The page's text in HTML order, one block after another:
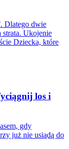
Dlatego dwie
strata. Ukojenie
Dziecka, które
los i
gdy
już nie usiądą do